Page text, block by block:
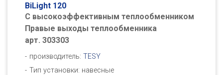
BiLight 120
С высокоэффективным теплообменником
Правые выходы теплообменника
арт. 303303
производитель: TESY
Тип установки: навесные